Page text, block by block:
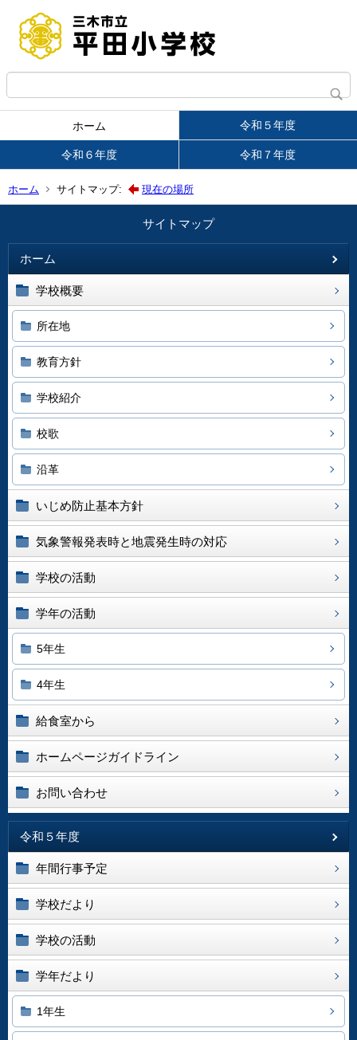
ホーム 令和５年度
令和６年度 令和７年度
ホーム サイトマップ: 現在の場所
サイトマップ
ホーム
学校概要
所在地
教育方針
学校紹介
校歌
沿革
いじめ防止基本方針
気象警報発表時と地震発生時の対応
学校の活動
学年の活動
5年生
4年生
給食室から
ホームページガイドライン
お問い合わせ
令和５年度
年間行事予定
学校だより
学校の活動
学年だより
1年生